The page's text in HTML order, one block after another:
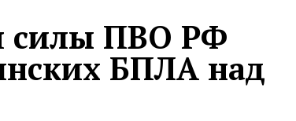
силы ПВО РФ
БПЛА над